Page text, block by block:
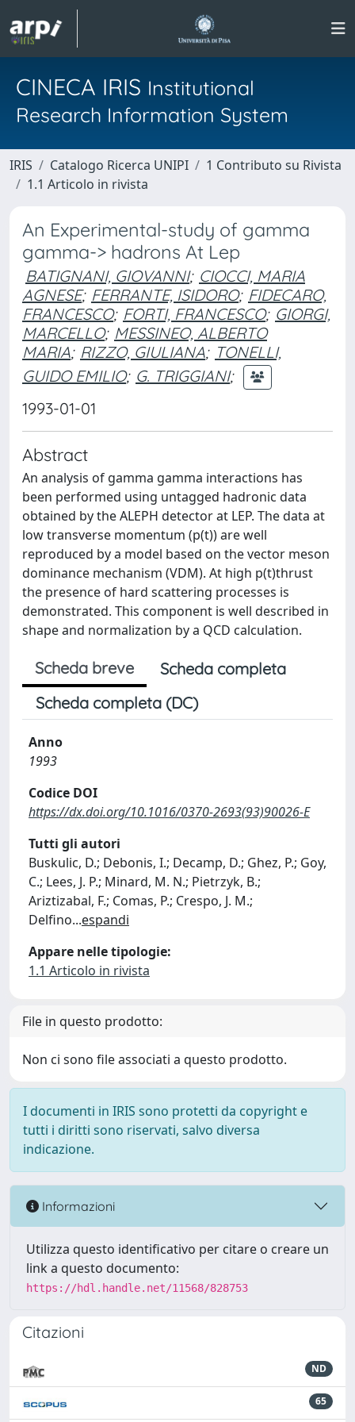
CINECA IRIS Institutional
Research Information System
IRIS Catalogo Ricerca UNIPI
1 Contributo su Rivista
1.1 Articolo in rivista
An Experimental-study of gamma
gamma-> hadrons At Lep
BATIGNANI, GIOVANNI; CIOCCI, MARIA
AGNESE; FERRANTE, ISIDORO; FIDECARO,
FRANCESCO; FORTI, FRANCESCO; GIORGI,
MARCELLO; MESSINEO, ALBERTO
MARIA; RIZZO, GIULIANA; TONELLI,
GUIDO EMILIO; G. TRIGGIANI;
1993-01-01
Abstract
An analysis of gamma gamma interactions has
been performed using untagged hadronic data
obtained by the ALEPH detector at LEP. The data at
low transverse momentum (p(t)) are well
reproduced by a model based on the vector meson
dominance mechanism (VDM). At high p(t)thrust
the presence of hard scattering processes is
demonstrated. This component is well described in
shape and normalization by a QCD calculation.
Scheda breve
Scheda completa
Scheda completa (DC)
Anno
1993
Codice DOI
https://dx.doi.org/10.1016/0370-2693(93)90026-E
Tutti gli autori
Buskulic, D.; Debonis, I.; Decamp, D.; Ghez, P.; Goy,
C.; Lees, J. P.; Minard, M. N.; Pietrzyk, B.;
Ariztizabal, F.; Comas, P.; Crespo, J. M.;
Delfino...espandi
Appare nelle tipologie:
1.1 Articolo in rivista
File in questo prodotto:
Non ci sono file associati a questo prodotto.
I documenti in IRIS sono protetti da copyright e
tutti i diritti sono riservati, salvo diversa
indicazione.
Informazioni
Utilizza questo identificativo per citare o creare un
link a questo documento:
https://hdl.handle.net/11568/828753
Citazioni
ND
65